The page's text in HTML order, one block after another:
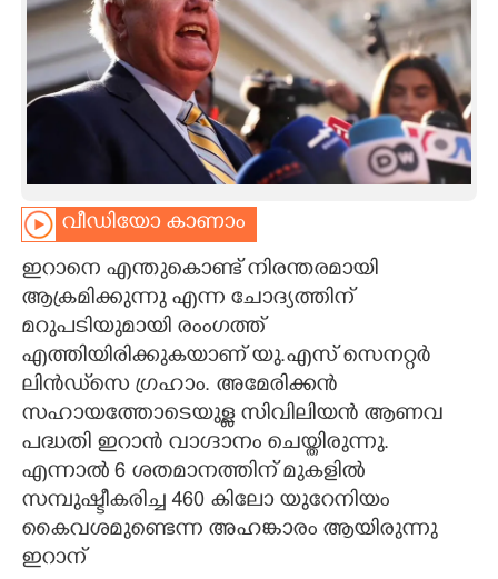
SPIRITUAL
INFO+
ASTRO
CARTOONS
LITERATURE
CONTACT US
വീഡിയോ കാണാം
ഇറാനെ എന്തുകൊണ്ട് നിരന്തരമായി
ആക്രമിക്കുന്നു എന്ന ചോദ്യത്തിന്
മറുപടിയുമായി രംംഗത്ത്
എത്തിയിരിക്കുകയാണ് യു.എസ് സെനറ്റർ
ലിൻഡ്‌സെ ഗ്രഹാം. അമേരിക്കന്‍
സഹായത്തോടെയുള്ള സിവിലിയൻ ആണവ
പദ്ധതി ഇറാൻ വാഗ്ദാനം ചെയ്തിരുന്നു.
എന്നാൽ 6 ശതമാനത്തിന് മുകളിൽ
സമ്പുഷ്ടീകരിച്ച 460 കിലോ യുറേനിയം
കൈവശമുണ്ടെന്ന അഹങ്കാരം ആയിരുന്നു
ഇറാന്